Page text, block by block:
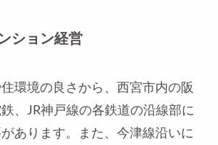
ション経営
環境の良さから、西宮市内の阪
、JR神戸線の各鉄道の沿線部に
あります。また、今津線沿いに